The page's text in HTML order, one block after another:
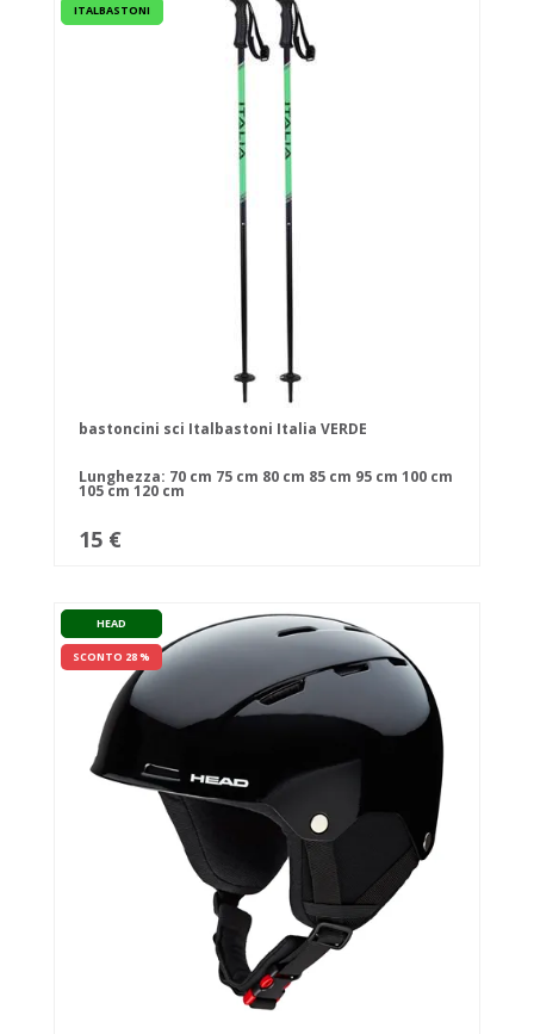
ITALBASTONI
bastoncini sci Italbastoni Italia VERDE
Lunghezza: 70 cm 75 cm 80 cm 85 cm 95 cm 100 cm
105 cm 120 cm
15 €
HEAD
SCONTO 28 %